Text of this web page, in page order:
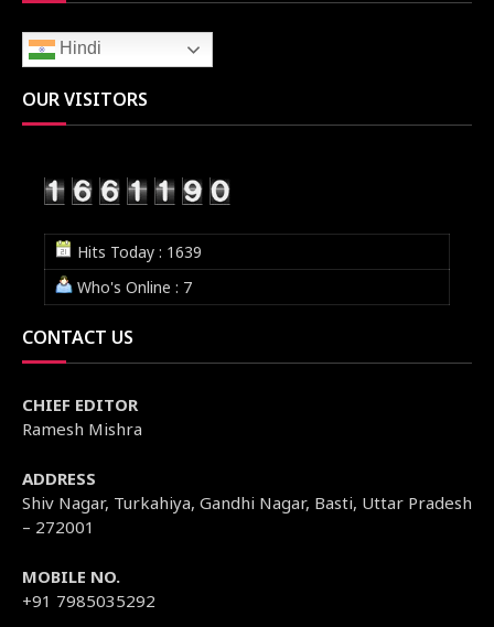
Hindi
OUR VISITORS
Hits Today : 1639
Who's Online : 7
CONTACT US
CHIEF EDITOR
Ramesh Mishra
ADDRESS
Shiv Nagar, Turkahiya, Gandhi Nagar, Basti, Uttar Pradesh
– 272001
MOBILE NO.
+91 7985035292